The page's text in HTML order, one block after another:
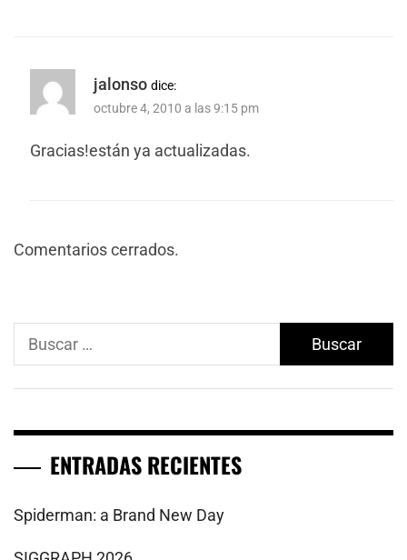
jalonso dice:
octubre 4, 2010 a las 9:15 pm
Gracias!están ya actualizadas.
Comentarios cerrados.
Buscar:
ENTRADAS RECIENTES
Spiderman: a Brand New Day